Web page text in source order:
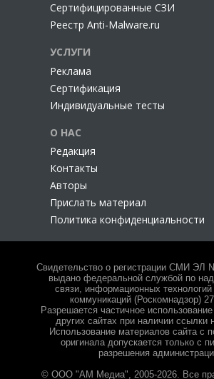
Сертифицированные СЗИ
Реестр Anti-Malware.ru
УСЛУГИ
Реклама
Сертификация
Индивидуальные тесты
О НАС
Редакция
Контакты
Авторы
Прислать материал
Политика конфиденциальности
Свидетельство о регистрации СМИ ЭЛ
выдано федеральной службой по
связи, информационных
коммуникаций (Роскомнадзор)
Разрешается частичное
других сайтах при наличии ссылки
Использование материалов сайта с
оригинала допускается только с
разрешения
© ООО "АМ Медиа", 2005-2026. Все